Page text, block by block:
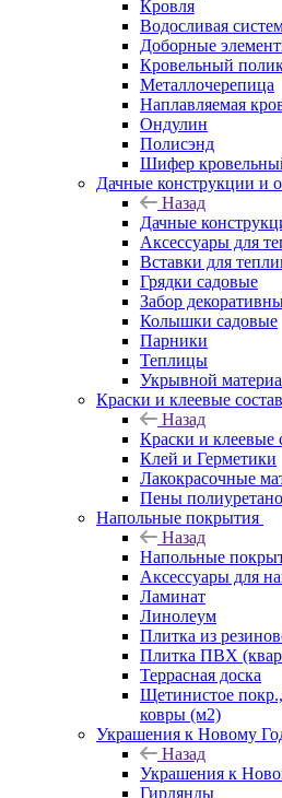
Кровля
Водосливая
Доборные
Кровельный
Металлочерепица
Наплавляемая
Ондулин
Полисэнд
Шифер
Дачные конструкции и
Назад
Дачные
Аксессуары для
Вставки для
Грядки садовые
Забор
Колышки садовые
Парники
Теплицы
Укрывной
Краски и клеевые
Назад
Краски и клеевые
Клей и Герметики
Лакокрасочные
Пены
Напольные покрытия
Назад
Напольные
Аксессуары для
Ламинат
Линолеум
Плитка из
Плитка ПВХ
Террасная доска
Щетинистое
ковры (м2)
Украшения к Новому
Назад
Украшения к
Гирлянды